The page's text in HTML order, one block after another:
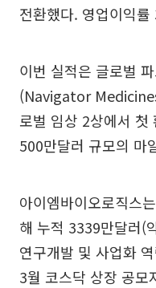
전환했다. 영업이익
이번 실적은 글로벌
(Navigator
로벌 임상 2상에서 첫
500만달러 규모의 마
아이엠바이오로직스
해 누적 3339만달러(
연구개발 및 사업화
3월 코스닥 상장 공모